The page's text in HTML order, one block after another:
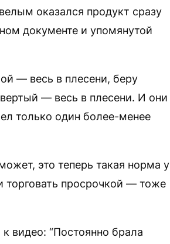
оказался продукт сразу
документе и упомянутой
— весь в плесени, беру
— весь в плесени. И они
только один более-менее
это теперь такая норма у
торговать просрочкой — тоже
видео: “Постоянно брала